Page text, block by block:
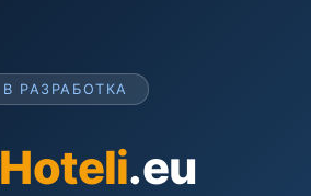
В РАЗРАБОТКА
Hoteli.eu